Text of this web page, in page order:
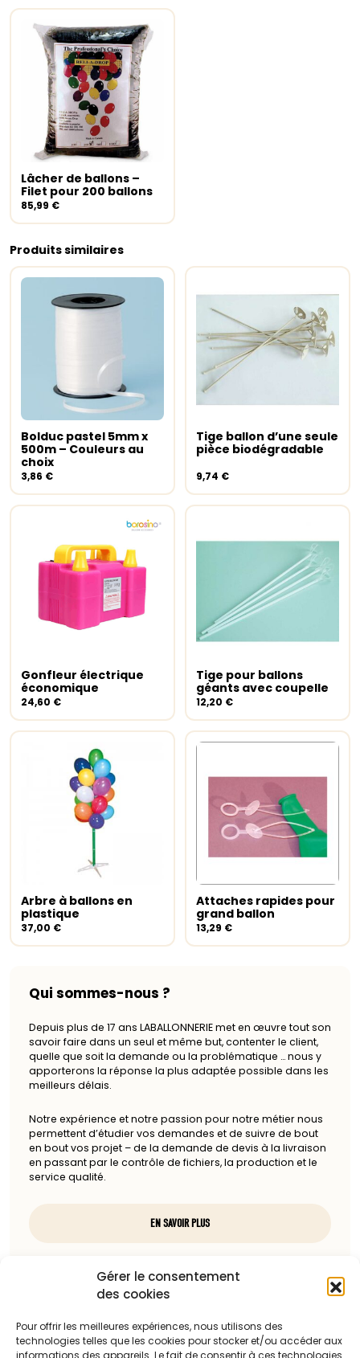
Gérer le consentement
des cookies
Pour offrir les meilleures expériences, nous utilisons des
technologies telles que les cookies pour stocker et/ou accéder aux
informations des appareils. Le fait de consentir à ces technologies
Ajouter au panier
Lâcher de ballons –
Filet pour 200 ballons
85,99 €
Produits similaires
Choix des options
Ce
produit
a
plusieurs
variations.
options
peuvent
être
choisies
la
page
du
produit
Bolduc pastel 5mm x
500m – Couleurs au
choix
3,86 €
Ajouter au panier
Tige ballon d’une seule
pièce biodégradable
9,74 €
Ajouter au panier
Gonfleur électrique
économique
24,60 €
Ajouter au panier
Tige pour ballons
géants avec coupelle
12,20 €
Ajouter au panier
Arbre à ballons en
plastique
37,00 €
Ajouter au panier
Attaches rapides pour
grand ballon
13,29 €
Qui sommes-nous ?
Depuis plus de 17 ans LABALLONNERIE met en œuvre tout son
savoir faire dans un seul et même but, contenter le client,
quelle que soit la demande ou la problématique … nous y
apporterons la réponse la plus adaptée possible dans les
meilleurs délais.
Notre expérience et notre passion pour notre métier nous
permettent d’étudier vos demandes et de suivre de bout
en bout vos projet – de la demande de devis à la livraison
en passant par le contrôle de fichiers, la production et le
service qualité.
EN SAVOIR PLUS
Nous contacter
85100 Les Sables-d'Olonne